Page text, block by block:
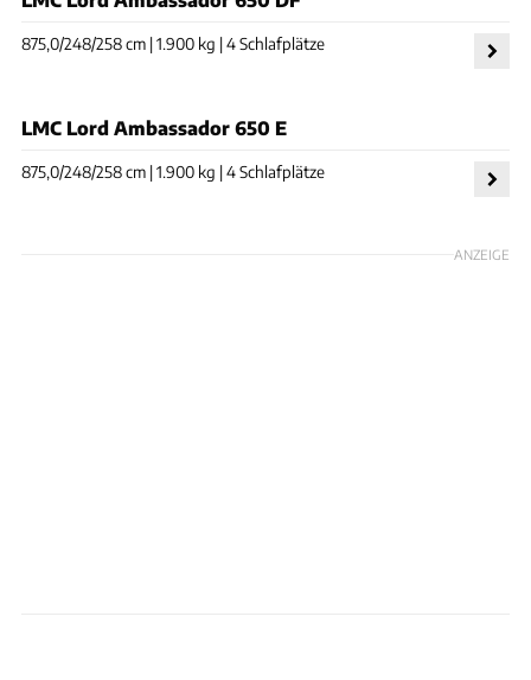
875,0/248/258 cm | 1.900 kg | 4 Schlafplätze
LMC Lord Ambassador 650 E
875,0/248/258 cm | 1.900 kg | 4 Schlafplätze
ANZEIGE